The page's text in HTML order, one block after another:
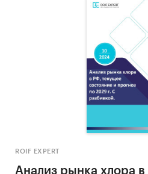
ROIF EXPERT
Анализ рынка хлора